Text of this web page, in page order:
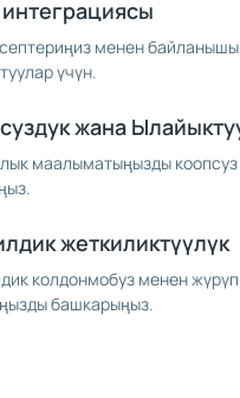
менен
үчүн.
жана
маалыматыңызды
жеткиликтүүлүк
колдонмобуз менен
башкарыңыз.